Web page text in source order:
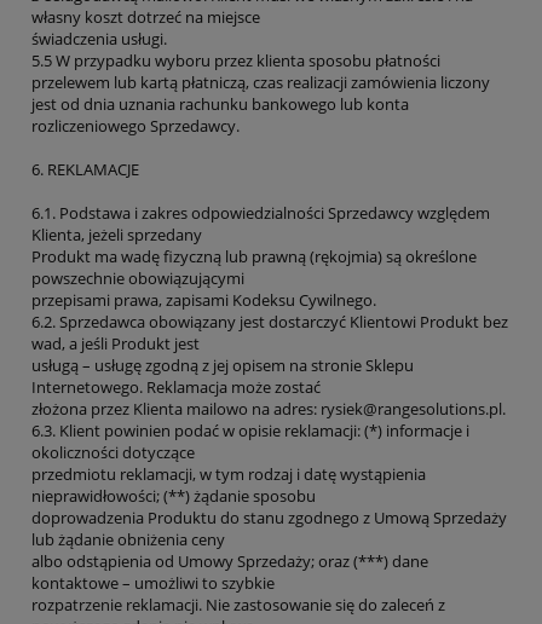
własny koszt dotrzeć na miejsce
świadczenia usługi.
5.5 W przypadku wyboru przez klienta sposobu płatności
przelewem lub kartą płatniczą, czas realizacji zamówienia liczony
jest od dnia uznania rachunku bankowego lub konta
rozliczeniowego Sprzedawcy.
6. REKLAMACJE
6.1. Podstawa i zakres odpowiedzialności Sprzedawcy względem
Klienta, jeżeli sprzedany
Produkt ma wadę fizyczną lub prawną (rękojmia) są określone
powszechnie obowiązującymi
przepisami prawa, zapisami Kodeksu Cywilnego.
6.2. Sprzedawca obowiązany jest dostarczyć Klientowi Produkt bez
wad, a jeśli Produkt jest
usługą – usługę zgodną z jej opisem na stronie Sklepu
Internetowego. Reklamacja może zostać
złożona przez Klienta mailowo na adres: rysiek@rangesolutions.pl.
6.3. Klient powinien podać w opisie reklamacji: (*) informacje i
okoliczności dotyczące
przedmiotu reklamacji, w tym rodzaj i datę wystąpienia
nieprawidłowości; (**) żądanie sposobu
doprowadzenia Produktu do stanu zgodnego z Umową Sprzedaży
lub żądanie obniżenia ceny
albo odstąpienia od Umowy Sprzedaży; oraz (***) dane
kontaktowe – umożliwi to szybkie
rozpatrzenie reklamacji. Nie zastosowanie się do zaleceń z